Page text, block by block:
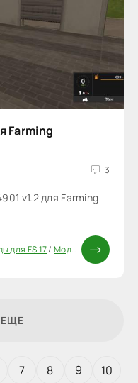
Farming
3
v1.2 для Farming
для FS 17/Моды ФС 17
7 8 9
10